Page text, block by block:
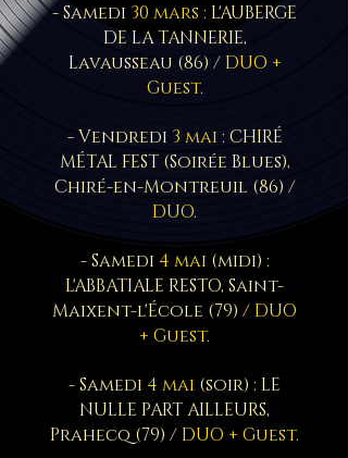
- Samedi 30 mars : L'AUBERGE
DE LA TANNERIE,
Lavausseau (86) / DUO +
Guest.
- Vendredi 3 mai : CHIRÉ
MÉTAL FEST (Soirée Blues),
Chiré-en-Montreuil (86) /
DUO.
- Samedi 4 mai (midi) :
L'ABBATIALE RESTO, Saint-
Maixent-l'École (79) / DUO
+ Guest.
- Samedi 4 mai (soir) : LE
NULLE PART AILLEURS,
Prahecq (79) / DUO + Guest.